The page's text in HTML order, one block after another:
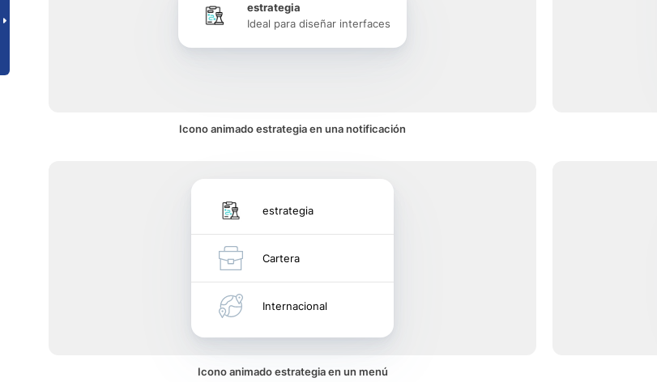
estrategia
Ideal para diseñar interfaces
Icono animado estrategia en una notificación
estrategia
Cartera
Internacional
Icono animado estrategia en un menú